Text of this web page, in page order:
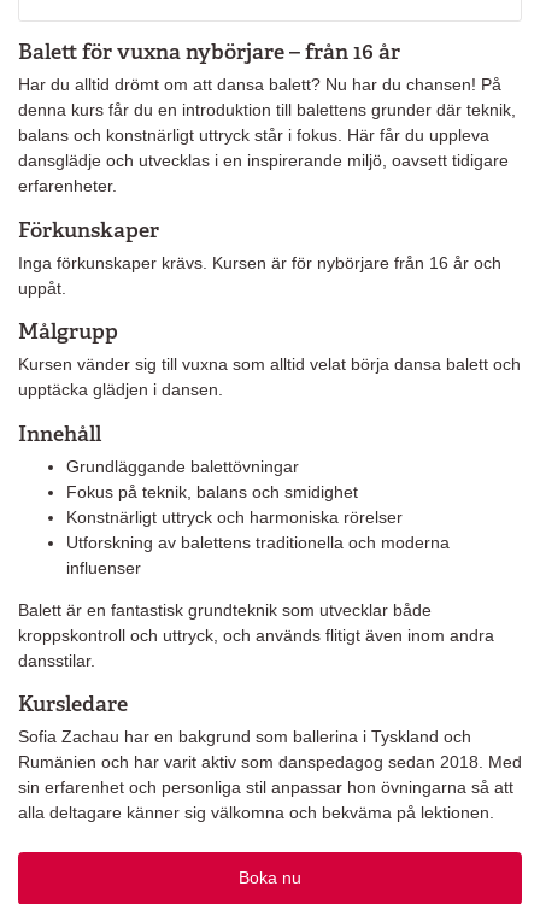
Balett för vuxna nybörjare – från 16 år
Har du alltid drömt om att dansa balett? Nu har du chansen! På
denna kurs får du en introduktion till balettens grunder där teknik,
balans och konstnärligt uttryck står i fokus. Här får du uppleva
dansglädje och utvecklas i en inspirerande miljö, oavsett tidigare
erfarenheter.
Förkunskaper
Inga förkunskaper krävs. Kursen är för nybörjare från 16 år och
uppåt.
Målgrupp
Kursen vänder sig till vuxna som alltid velat börja dansa balett och
upptäcka glädjen i dansen.
Innehåll
Grundläggande balettövningar
Fokus på teknik, balans och smidighet
Konstnärligt uttryck och harmoniska rörelser
Utforskning av balettens traditionella och moderna
influenser
Balett är en fantastisk grundteknik som utvecklar både
kroppskontroll och uttryck, och används flitigt även inom andra
dansstilar.
Kursledare
Sofia Zachau har en bakgrund som ballerina i Tyskland och
Rumänien och har varit aktiv som danspedagog sedan 2018. Med
sin erfarenhet och personliga stil anpassar hon övningarna så att
alla deltagare känner sig välkomna och bekväma på lektionen.
Boka nu